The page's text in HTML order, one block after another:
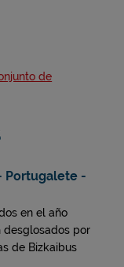
de
Portugalete -
en el año
desglosados por
de Bizkaibus